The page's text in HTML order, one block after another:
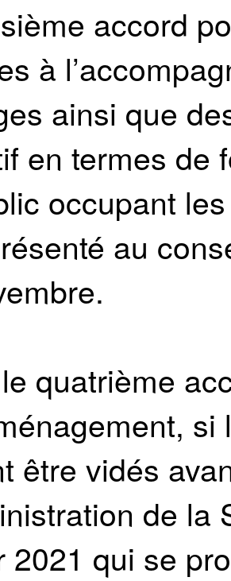
accord
à
ainsi que
en termes de
occupant
au
quatrième
être vidés
de
2021 qui se